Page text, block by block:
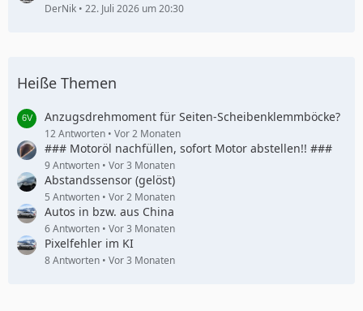
DerNik 22. Juli 2026 um 20:30
Heiße Themen
Anzugsdrehmoment für Seiten-Scheibenklemmböcke?
12 Antworten Vor 2 Monaten
### Motoröl nachfüllen, sofort Motor abstellen!! ###
9 Antworten Vor 3 Monaten
Abstandssensor (gelöst)
5 Antworten Vor 2 Monaten
Autos in bzw. aus China
6 Antworten Vor 3 Monaten
Pixelfehler im KI
8 Antworten Vor 3 Monaten